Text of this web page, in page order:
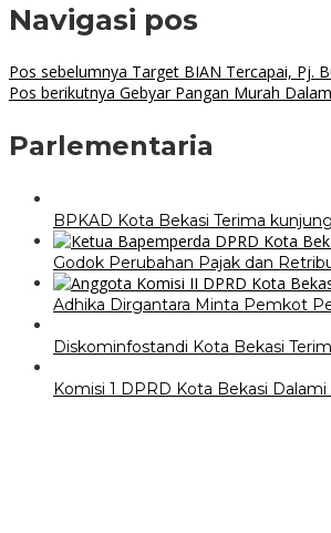
Navigasi pos
Pos sebelumnya Target BIAN Tercapai, Pj.
Pos berikutnya Gebyar Pangan Murah
Parlementaria
BPKAD Kota Bekasi Terima
Godok Perubahan Pajak dan
Adhika Dirgantara Minta Pemkot
Diskominfostandi Kota Bekasi
Komisi 1 DPRD Kota Bekasi